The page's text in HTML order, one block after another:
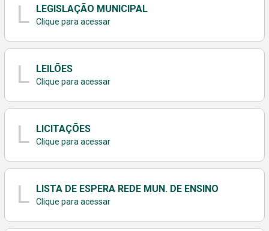
L LEGISLAÇÃO MUNICIPAL
Clique para acessar
L LEILÕES
Clique para acessar
L LICITAÇÕES
Clique para acessar
L LISTA DE ESPERA REDE MUN. DE ENSINO
Clique para acessar